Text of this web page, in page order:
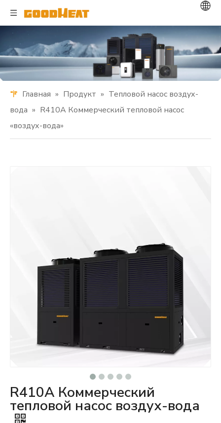
Главная » Продукт » Тепловой насос воздух-
вода » R410A Коммерческий тепловой насос
«воздух-вода»
R410A Коммерческий
тепловой насос воздух-вода